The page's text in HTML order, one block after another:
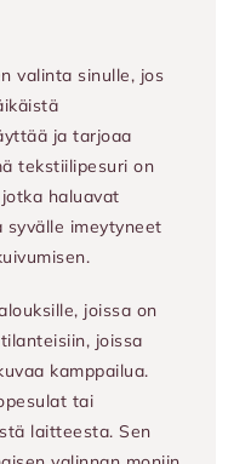
valinta sinulle, jos
ja tarjoaa
tekstiilipesuri on
haluavat
imeytyneet
joissa on
joissa
kamppailua.
tai
laitteesta. Sen